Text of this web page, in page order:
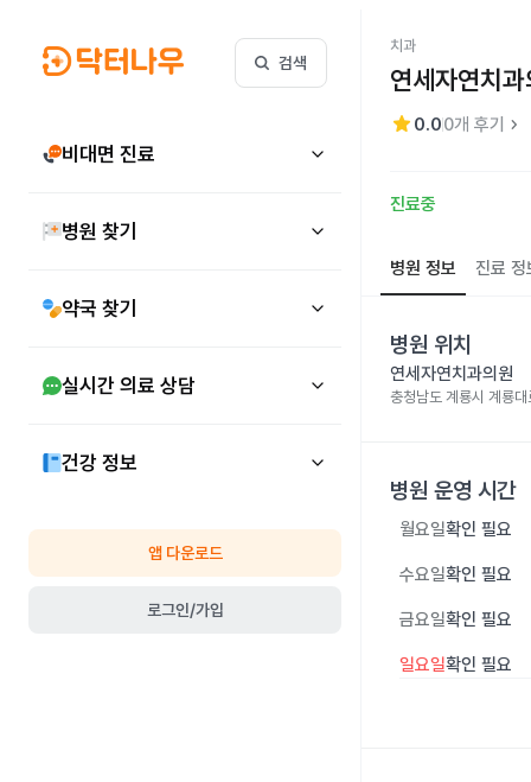
검색
비대면 진료
병원 찾기
약국 찾기
실시간 의료 상담
건강 정보
앱 다운로드
로그인/가입
치과
연세자연치
star 0.00개 후기 keyboard_arrow_right
진료중
병원 정보 진료 정
병원 위치
연세자연치과의원
충청남도 계룡시 계룡
병원 운영 시간
월요일확인 필요
수요일확인 필요
금요일확인 필요
일요일확인 필요